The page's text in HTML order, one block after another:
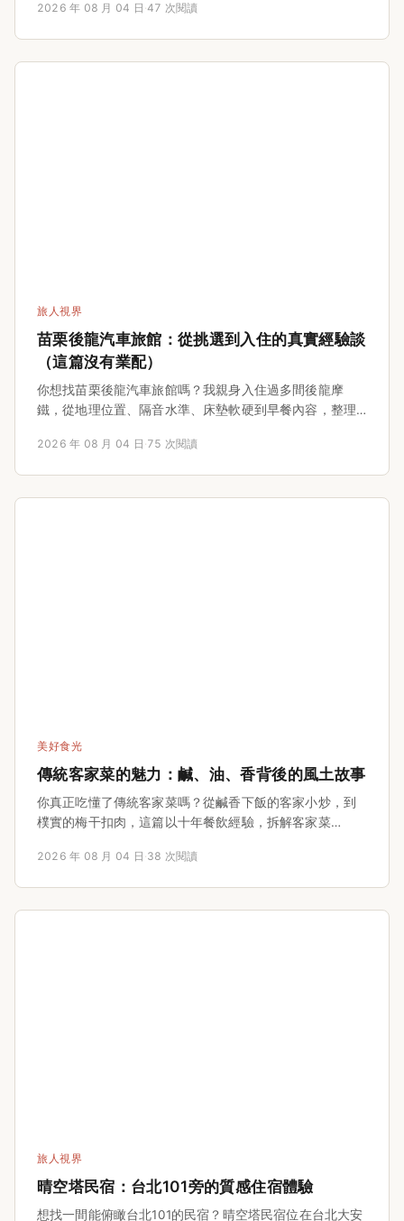
疑問解答，讓你輕鬆規劃台東親子輕旅行。
2026 年 08 月 04 日 ·47 次閱讀
旅人視界
苗栗後龍汽車旅館：從挑選到入住的真實經驗談
（這篇沒有業配）
你想找苗栗後龍汽車旅館嗎？我親身入住過多間後龍摩
鐵，從地理位置、隔音水準、床墊軟硬到早餐內容，整理
經驗告訴你訂房前要注意哪些細節，以及怎麼用合理價格
2026 年 08 月 04 日 ·75 次閱讀
美好食光
傳統客家菜的魅力：鹹、油、香背後的風土故事
你真正吃懂了傳統客家菜嗎？從鹹香下飯的客家小炒，到
樸實的梅干扣肉，這篇以十年餐飲經驗，拆解客家菜
體指南，讓你也能在家重現道地風味。
2026 年 08 月 04 日 ·38 次閱讀
旅人視界
晴空塔民宿：台北101旁的質感住宿體驗
想找一間能俯瞰台北101的民宿？晴空塔民宿位在台北大安